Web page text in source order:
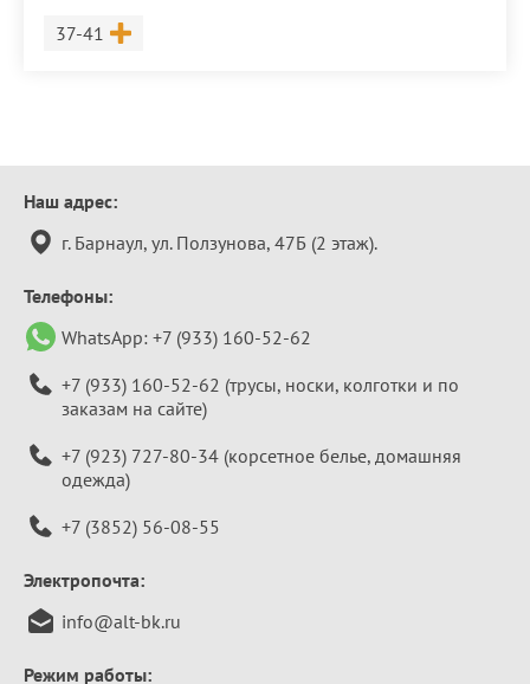
Размер
37-41
Контактная
информация
Наш адрес:
г. Барнаул, ул. Ползунова, 47Б (2 этаж).
Телефоны:
WhatsApp: +7 (933) 160-52-62
+7 (933) 160-52-62 (трусы, носки, колготки и по
заказам на сайте)
+7 (923) 727-80-34 (корсетное белье, домашняя
одежда)
+7 (3852) 56-08-55
Электропочта:
info@alt-bk.ru
Режим работы: